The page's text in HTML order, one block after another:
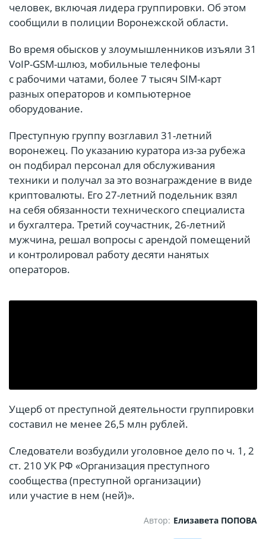
человек, включая лидера группировки. Об этом
сообщили в полиции Воронежской области.
Во время обысков у злоумышленников изъяли 31
VoIP-GSM-шлюз, мобильные телефоны
с рабочими чатами, более 7 тысяч SIM-карт
разных операторов и компьютерное
оборудование.
Преступную группу возглавил 31-летний
воронежец. По указанию куратора из-за рубежа
он подбирал персонал для обслуживания
техники и получал за это вознаграждение в виде
криптовалюты. Его 27-летний подельник взял
на себя обязанности технического специалиста
и бухгалтера. Третий соучастник, 26-летний
мужчина, решал вопросы с арендой помещений
и контролировал работу десяти нанятых
операторов.
Ущерб от преступной деятельности группировки
составил не менее 26,5 млн рублей.
Следователи возбудили уголовное дело по ч. 1, 2
ст. 210 УК РФ «Организация преступного
сообщества (преступной организации)
или участие в нем (ней)».
Автор: Елизавета ПОПОВА